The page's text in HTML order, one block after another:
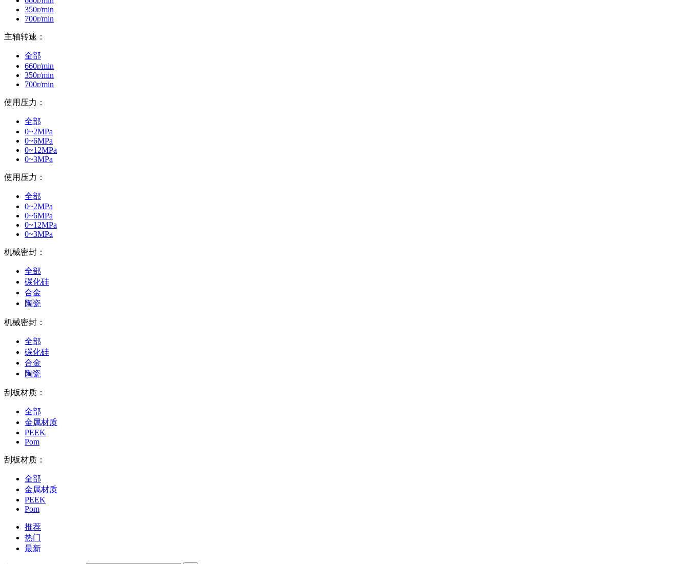
350r/min
700r/min
主轴转速：
全部
660r/min
350r/min
700r/min
使用压力：
全部
0~2MPa
0~6MPa
0~12MPa
0~3MPa
使用压力：
全部
0~2MPa
0~6MPa
0~12MPa
0~3MPa
机械密封：
全部
碳化硅
合金
陶瓷
机械密封：
全部
碳化硅
合金
陶瓷
刮板材质：
全部
金属材质
PEEK
Pom
刮板材质：
全部
金属材质
PEEK
Pom
推荐
热门
最新